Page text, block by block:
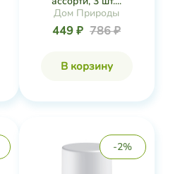
Дом Природы
449 ₽ 786 ₽
В корзину
-2%